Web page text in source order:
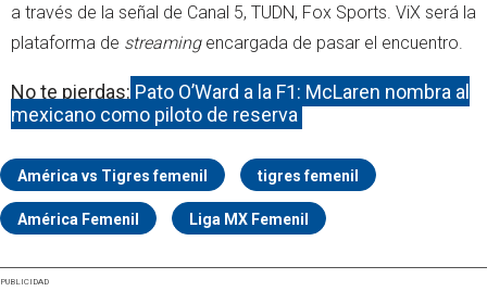
a través de la señal de Canal 5, TUDN, Fox Sports. ViX será la
plataforma de streamingencargada de pasar el encuentro.
No te pierdas: Pato O’Ward a la F1: McLaren nombra al
mexicano como piloto de reserva
América vs Tigres femenil tigres femenil
América Femenil Liga MX Femenil
PUBLICIDAD